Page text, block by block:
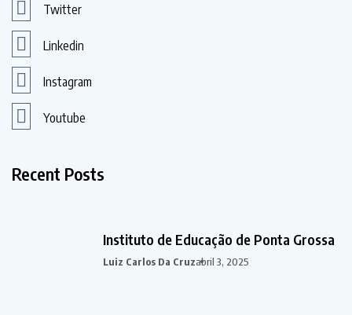
Twitter
Linkedin
Instagram
Youtube
Recent Posts
Instituto de Educação de Ponta Grossa
Luiz Carlos Da Cruzabril 3, 2025